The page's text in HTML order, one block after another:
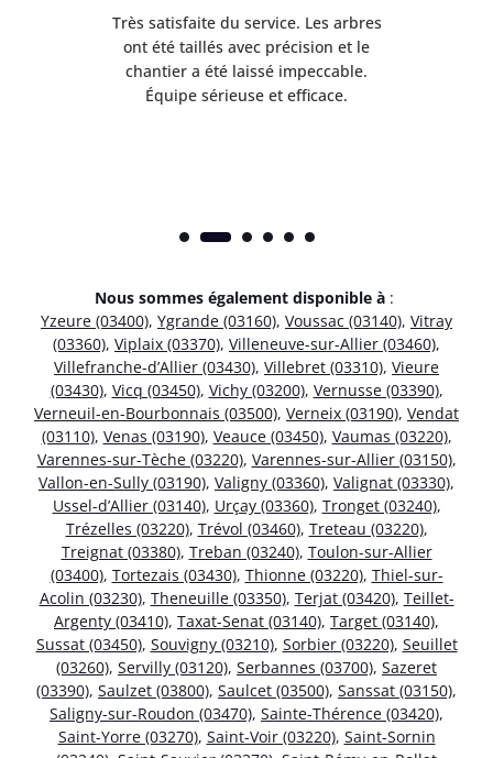
Très satisfaite du service. Les arbres
ont été taillés avec précision et le
chantier a été laissé impeccable.
Équipe sérieuse et efficace.
Nous sommes également disponible à :
Yzeure (03400), Ygrande (03160), Voussac (03140), Vitray
(03360), Viplaix (03370), Villeneuve-sur-Allier (03460),
Villefranche-d’Allier (03430), Villebret (03310), Vieure
(03430), Vicq (03450), Vichy (03200), Vernusse (03390),
Verneuil-en-Bourbonnais (03500), Verneix (03190), Vendat
(03110), Venas (03190), Veauce (03450), Vaumas (03220),
Varennes-sur-Tèche (03220), Varennes-sur-Allier (03150),
Vallon-en-Sully (03190), Valigny (03360), Valignat (03330),
Ussel-d’Allier (03140), Urçay (03360), Tronget (03240),
Trézelles (03220), Trévol (03460), Treteau (03220),
Treignat (03380), Treban (03240), Toulon-sur-Allier
(03400), Tortezais (03430), Thionne (03220), Thiel-sur-
Acolin (03230), Theneuille (03350), Terjat (03420), Teillet-
Argenty (03410), Taxat-Senat (03140), Target (03140),
Sussat (03450), Souvigny (03210), Sorbier (03220), Seuillet
(03260), Servilly (03120), Serbannes (03700), Sazeret
(03390), Saulzet (03800), Saulcet (03500), Sanssat (03150),
Saligny-sur-Roudon (03470), Sainte-Thérence (03420),
Saint-Yorre (03270), Saint-Voir (03220), Saint-Sornin